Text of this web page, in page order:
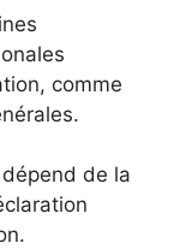
comme
dépend de la